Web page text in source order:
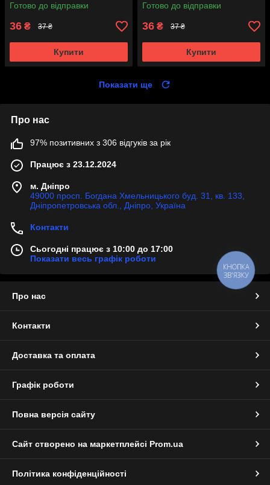
Готово до відправки
36 ₴ 37 ₴
Купити
Готово до відправки
36 ₴ 37 ₴
Купити
Показати ще
Про нас
97% позитивних з 306 відгуків за рік
Працює з 23.12.2024
м. Дніпро
49000 просп. Богдана Хмельницького буд. 31, кв. 133,
Дніпропетровська обл., Дніпро, Україна
Контакти
Сьогодні працює з 10:00 до 17:00
Показати весь графік роботи
Про нас
Контакти
Доставка та оплата
Графік роботи
Повна версія сайту
Сайт створено на маркетплейсі Prom.ua
Політика конфіденційності
КНОПКА
ЗВ'ЯЗКУ